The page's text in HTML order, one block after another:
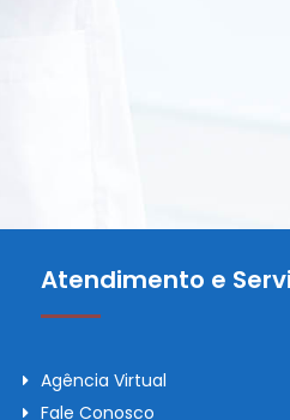
Atendimento e
Agência Virtual
Fale Conosco